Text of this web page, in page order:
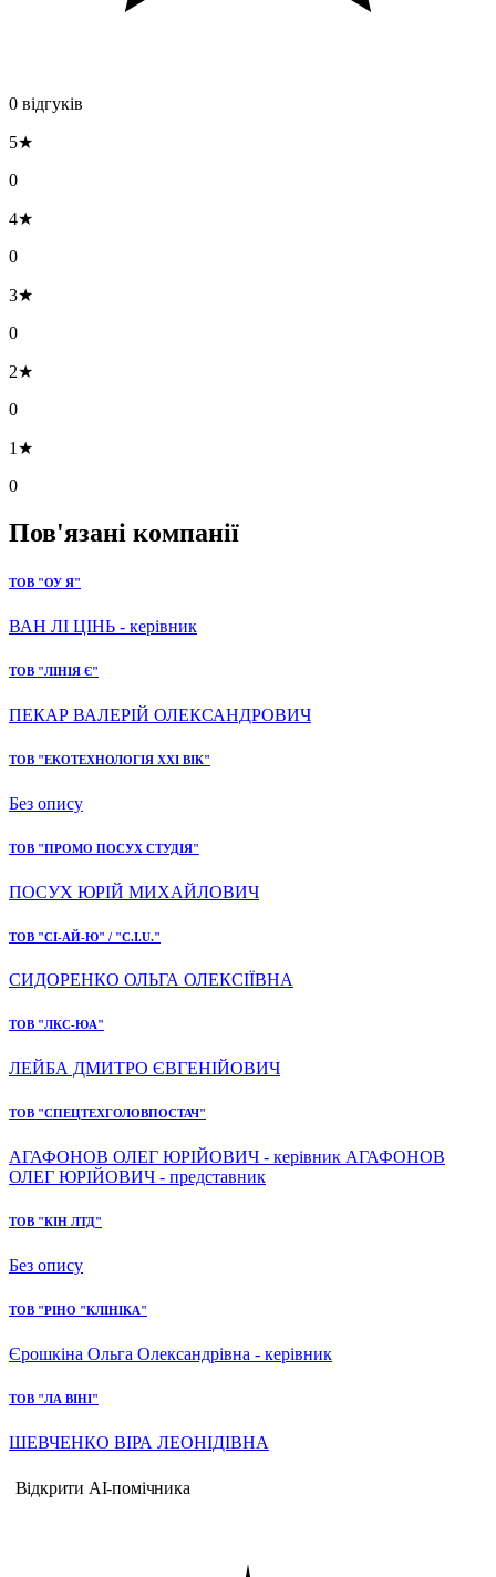
0 відгуків
5★
0
4★
0
3★
0
2★
0
1★
0
Пов'язані компанії
ТОВ "ОУ Я"
ВАН ЛІ ЦІНЬ - керівник
ТОВ "ЛІНІЯ Є"
ПЕКАР ВАЛЕРІЙ ОЛЕКСАНДРОВИЧ
ТОВ "ЕКОТЕХНОЛОГІЯ ХХI ВІК"
Без опису
ТОВ "ПРОМО ПОСУХ СТУДІЯ"
ПОСУХ ЮРІЙ МИХАЙЛОВИЧ
ТОВ "СІ-АЙ-Ю" / "C.I.U."
СИДОРЕНКО ОЛЬГА ОЛЕКСІЇВНА
ТОВ "ЛКС-ЮА"
ЛЕЙБА ДМИТРО ЄВГЕНІЙОВИЧ
ТОВ "СПЕЦТЕХГОЛОВПОСТАЧ"
АГАФОНОВ ОЛЕГ ЮРІЙОВИЧ - керівник АГАФОНОВ
ОЛЕГ ЮРІЙОВИЧ - представник
ТОВ "КІН ЛТД"
Без опису
ТОВ "РІНО "КЛІНІКА"
Єрошкіна Ольга Олександрівна - керівник
ТОВ "ЛА ВІНІ"
ШЕВЧЕНКО ВІРА ЛЕОНІДІВНА
Відкрити AI-помічника